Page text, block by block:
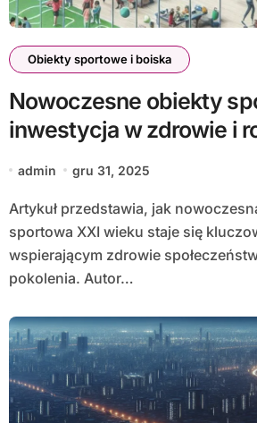
Obiekty sportowe i boiska
Nowoczesne obiekty
inwestycja w zdrowie i
admin gru 31, 2025
Artykuł przedstawia, jak nowoczesna infrastruktura
sportowa XXI wieku staje się
wspierającym zdrowie
pokolenia. Autor…